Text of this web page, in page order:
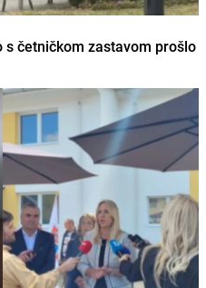
četničkom zastavom prošlo